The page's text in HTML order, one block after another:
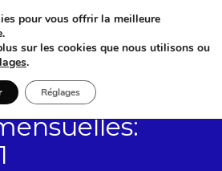
pour vous offrir la meilleure
sur les cookies que nous utilisons ou
.
Réglages